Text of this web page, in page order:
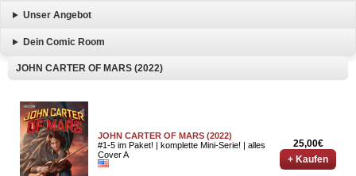
Unser Angebot
Dein Comic Room
JOHN CARTER OF MARS (2022)
JOHN CARTER OF MARS (2022)
#1-5 im Paket! | komplette Mini-Serie! | alles
Cover A
25,00€
+ Kaufen